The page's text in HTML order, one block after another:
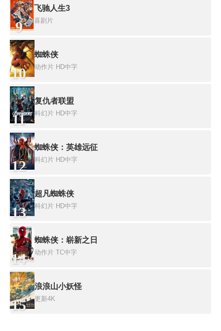
9
飞驰人生3
喜剧片
10
蜘蛛侠
动作片 HD中字
11
复仇者联盟
科幻片 HD中字
12
蜘蛛侠：英雄远征
科幻片 HD中字
13
超凡蜘蛛侠
科幻片 HD中字
14
蜘蛛侠：崭新之日
动作片 TC中字
15
浪浪山小妖怪
更新4K